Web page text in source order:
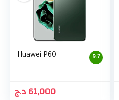
9.7
Huawei P60
61,000د.ج